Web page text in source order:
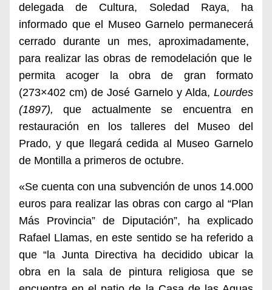
delegada de Cultura, Soledad Raya, ha
informado que el Museo Garnelo permanecerá
cerradodurante un mes, aproximadamente,
para realizar las obras de remodelación que le
permita acoger la obra de gran formato
(273×402 cm) de José Garnelo y Alda, Lourdes
(1897),que actualmente se encuentra en
restauración en los talleres del Museo del
Prado, y que llegará cedida al Museo Garnelo
de Montilla a primeros de octubre.
«Se cuenta con una subvención de unos 14.000
euros para realizar las obras con cargo al “Plan
Más Provincia” de Diputación”, ha explicado
Rafael Llamas, en este sentido se ha referido a
que “la Junta Directiva ha decidido ubicar la
obra en la sala de pintura religiosa que se